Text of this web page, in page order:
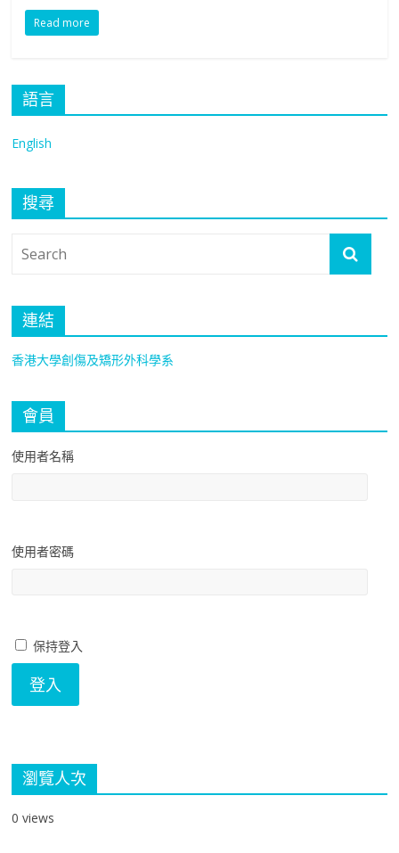
Read more
語言
English
搜尋
連結
香港大學創傷及矯形外科學系
會員
使用者名稱
使用者密碼
保持登入
瀏覽人次
0 views